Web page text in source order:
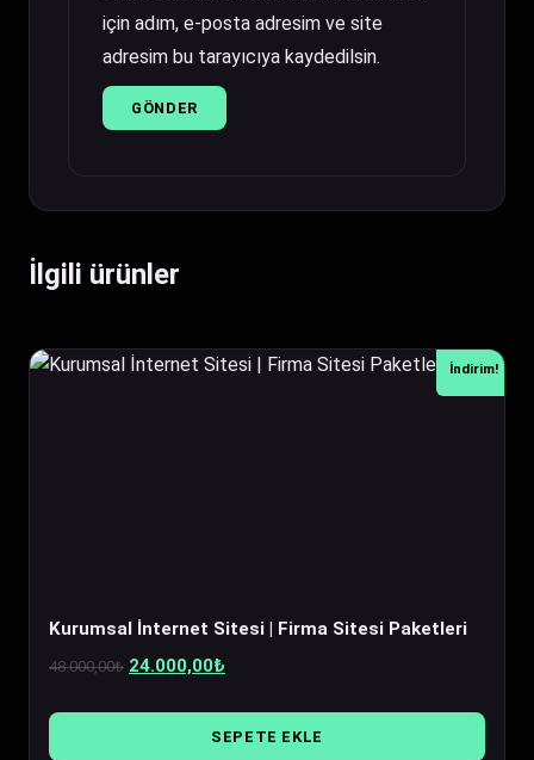
için adım, e-posta adresim ve site
adresim bu tarayıcıya kaydedilsin.
İlgili ürünler
İndirim!
Kurumsal İnternet Sitesi | Firma Sitesi Paketleri
48.000,00₺ Orijinal
24.000,00₺Şu
SEPETE EKLE